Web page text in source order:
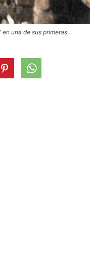
una de sus primeras